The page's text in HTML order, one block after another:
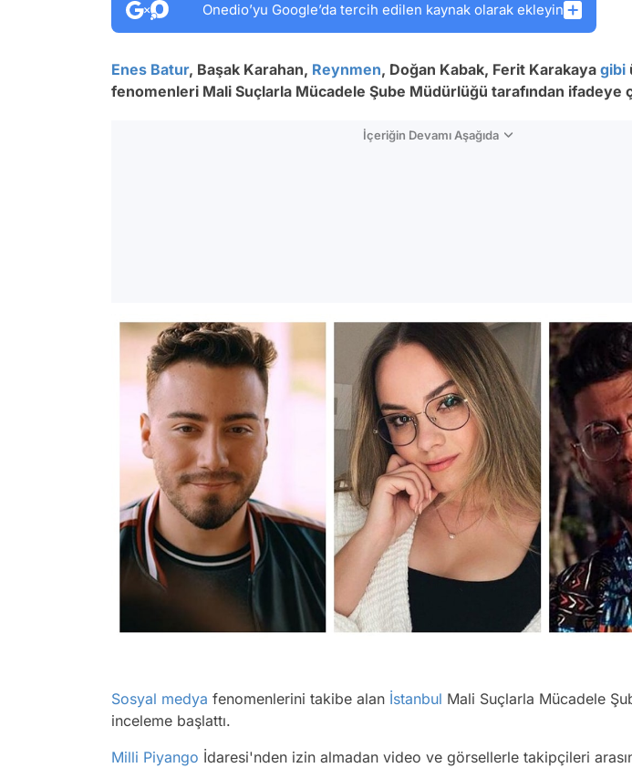
Onedio’yu Google’da tercih edilen kaynak olarak ekleyin
Enes Batur, Başak Karahan, Reynmen, Doğan Kabak, Ferit Karakaya gibi
fenomenleri Mali Suçlarla Mücadele Şube Müdürlüğü tarafından ifadeye
İçeriğin Devamı Aşağıda
Sosyal medya fenomenlerini takibe alan İstanbul Mali Suçlarla Mücadele
inceleme başlattı.
Milli Piyango İdaresi'nden izin almadan video ve görsellerle takipçileri